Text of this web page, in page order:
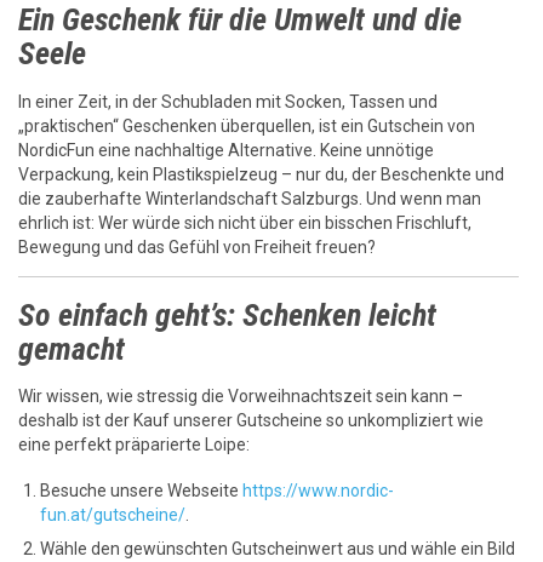
Ein Geschenk für die Umwelt und die
Seele
In einer Zeit, in der Schubladen mit Socken, Tassen und
„praktischen“ Geschenken überquellen, ist ein Gutschein von
NordicFun eine nachhaltige Alternative. Keine unnötige
Verpackung, kein Plastikspielzeug – nur du, der Beschenkte und
die zauberhafte Winterlandschaft Salzburgs. Und wenn man
ehrlich ist: Wer würde sich nicht über ein bisschen Frischluft,
Bewegung und das Gefühl von Freiheit freuen?
So einfach geht’s: Schenken leicht
gemacht
Wir wissen, wie stressig die Vorweihnachtszeit sein kann –
deshalb ist der Kauf unserer Gutscheine so unkompliziert wie
eine perfekt präparierte Loipe:
Besuche unsere Webseite https://www.nordic-
fun.at/gutscheine/
Wähle den gewünschten Gutscheinwert aus und wähle ein Bild